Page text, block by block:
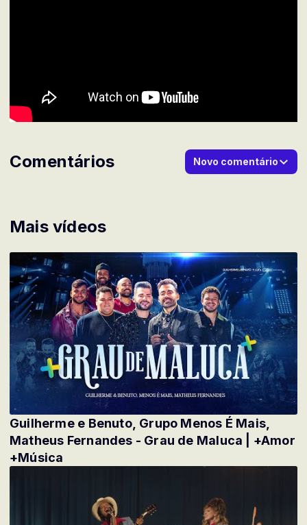
Mais vídeos
Guilherme e Benuto, Grupo Menos É Mais,
Matheus Fernandes - Grau de Maluca | +Amor
+Música
Comentários Novo comentário